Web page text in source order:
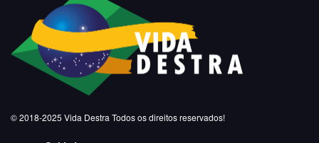
© 2018-2025 Vida Destra Todos os direitos reservados!